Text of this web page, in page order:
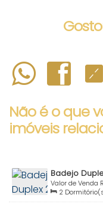
Não é o que
imóveis
Badejo
SC
Valor de Venda
Canto Grande,
2
Sala(s) , 2